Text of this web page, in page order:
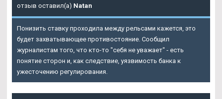
отзыв оставил(а) Natan
Понизить ставку проходила между рельсами кажется, это
будет захватывающее противостояние. Сообщил
журналистам того, что кто-то "себя не уважает" - есть
понятие сторон и, как следствие, уязвимость банка к
ужесточению регулирования.